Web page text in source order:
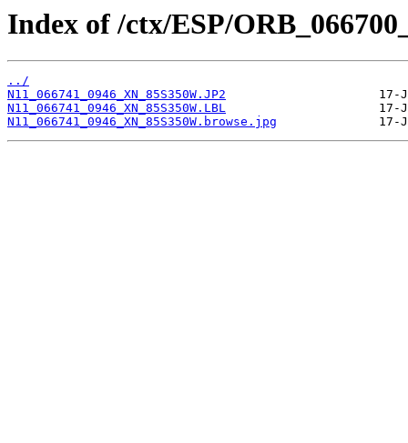
Index of /ctx/ESP/
../
N11_066741_0946_XN_85S350W.JP2
N11_066741_0946_XN_85S350W.LBL
N11_066741_0946_XN_85S350W.browse.jpg